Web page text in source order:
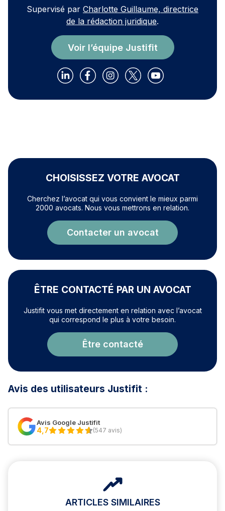
Supervisé par Charlotte Guillaume, directrice
de la rédaction juridique.
Voir l’équipe Justifit
CHOISISSEZ VOTRE AVOCAT
Cherchez l’avocat qui vous convient le mieux parmi
2000 avocats. Nous vous mettrons en relation.
Contacter un avocat
ÊTRE CONTACTÉ PAR UN AVOCAT
Justifit vous met directement en relation avec l’avocat
qui correspond le plus à votre besoin.
Être contacté
Avis des utilisateurs Justifit :
Avis Google Justifit
4,7 (547 avis)
ARTICLES SIMILAIRES